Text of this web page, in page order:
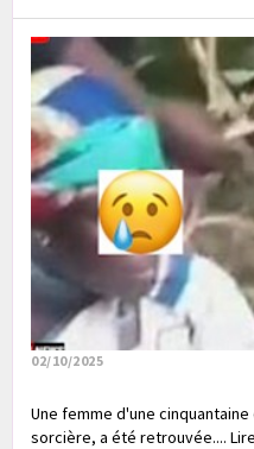
02/10/2025
Une femme d'une
sorcière, a été retrouvée....